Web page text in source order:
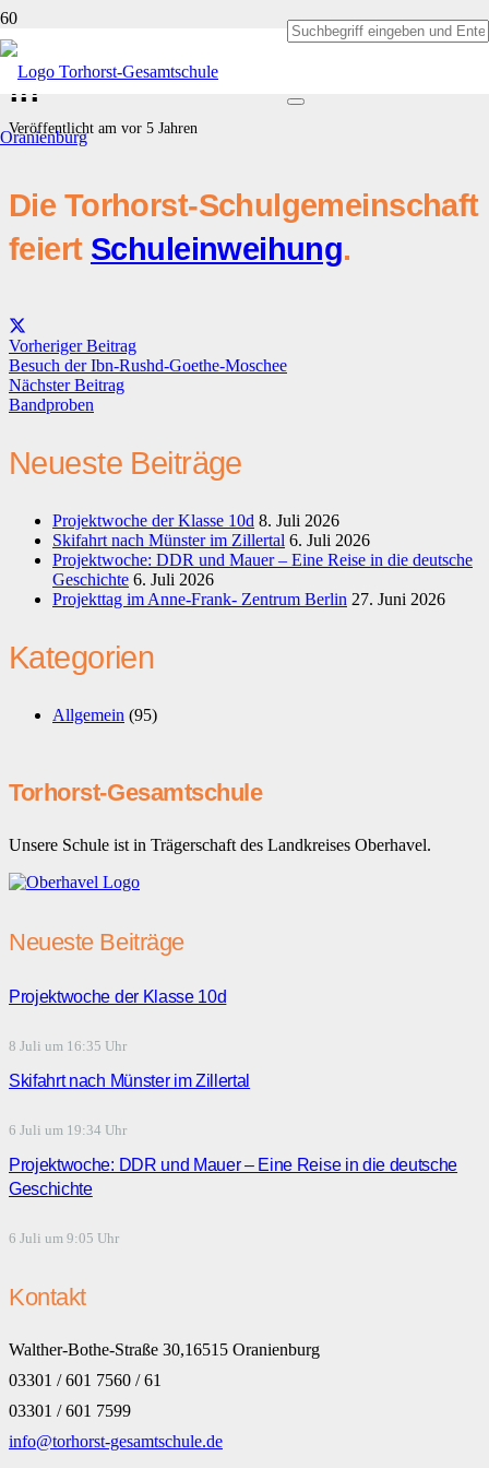
Torte für alle zum 1. Geburtstag
!!!
Veröffentlicht am vor 5 Jahren
Die Torhorst-Schulgemeinschaft
feiert Schuleinweihung.
Vorheriger Beitrag
Besuch der Ibn-Rushd-Goethe-Moschee
Nächster Beitrag
Bandproben
Neueste Beiträge
Projektwoche der Klasse 10d 8. Juli 2026
Skifahrt nach Münster im Zillertal 6. Juli 2026
Projektwoche: DDR und Mauer – Eine Reise in die deutsche
Geschichte 6. Juli 2026
Projekttag im Anne-Frank- Zentrum Berlin 27. Juni 2026
Kategorien
Allgemein (95)
Torhorst-Gesamtschule
Unsere Schule ist in Trägerschaft des Landkreises Oberhavel.
Neueste Beiträge
Projektwoche der Klasse 10d
8 Juli um 16:35 Uhr
Skifahrt nach Münster im Zillertal
6 Juli um 19:34 Uhr
Projektwoche: DDR und Mauer – Eine Reise in die deutsche
Geschichte
6 Juli um 9:05 Uhr
Kontakt
Walther-Bothe-Straße 30,16515 Oranienburg
03301 / 601 7560 / 61
03301 / 601 7599
info@torhorst-gesamtschule.de